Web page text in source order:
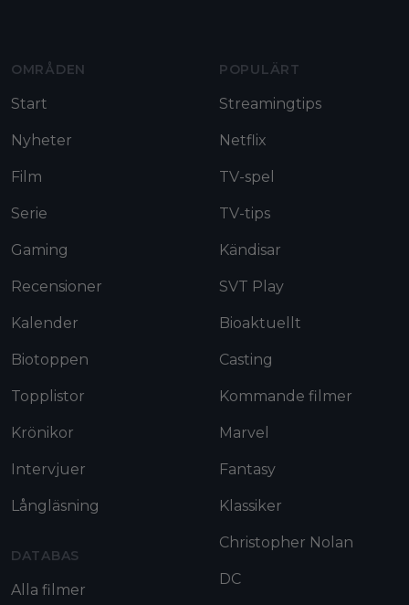
OMRÅDEN
Start
Nyheter
Film
Serie
Gaming
Recensioner
Kalender
Biotoppen
Topplistor
Krönikor
Intervjuer
Långläsning
DATABAS
Alla filmer
POPULÄRT
Streamingtips
Netflix
TV-spel
TV-tips
Kändisar
SVT Play
Bioaktuellt
Casting
Kommande filmer
Marvel
Fantasy
Klassiker
Christopher Nolan
DC